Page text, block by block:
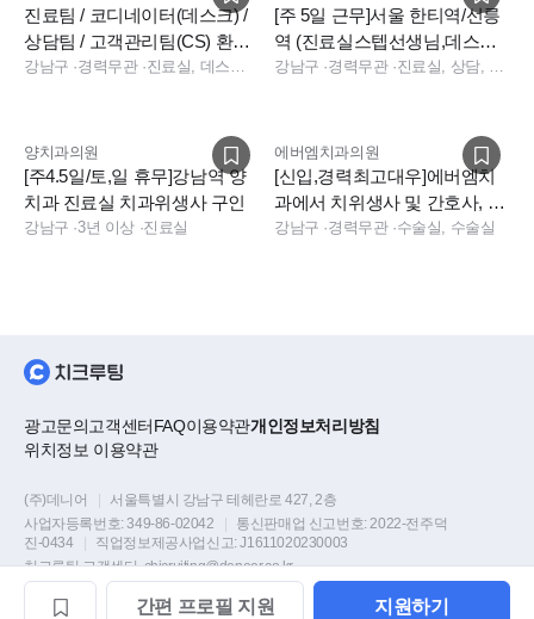
지원하기
간편 프로필 지원
진료팀 / 코디네이터(데스크) /
상담팀 / 고객관리팀(CS) 환영
합니다
강남구 ·경력무관· 진료실, 데스크, 수술실, 수술실, 진료실, 전화응대(CS), 상담, 데스크
[주 5일 근무]서울 한티역/선릉
역 (진료실스텝선생님,데스크
코디네이터 구인) 일요일알바
강남구 ·경력무관· 진료실, 상담, 보험청구, 경영지원, 데스크, 진료실, 데스크, 보험청구, 상담
양치과의원
[주4.5일/토,일 휴무]강남역 양
치과 진료실 치과위생사 구인
강남구 ·3년 이상 ·진료실
에버엠치과의원
[신입,경력최고대우]에버엠치
과에서 치위생사 및 간호사, 간
호조무사 선생님을 모십니다.
강남구 ·경력무관·수술실, 수술실
광고문의고객센터FAQ이용약관개인정보처리방침
위치정보 이용약관
(주)데니어
서울특별시 강남구 테헤란로 427, 2층
사업자등록번호:349-86-02042 통신판매업 신고번호:2022-전주덕
진-0434
직업정보제공사업신고:J1611020230003
치크루팅 고객센터chicruiting@deneer.co.kr
Copyright © DENEER Corp. all rights reserved.